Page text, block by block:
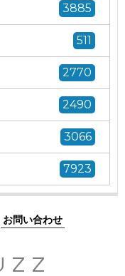
3885
511
2770
2490
3066
7923
お問い合わせ